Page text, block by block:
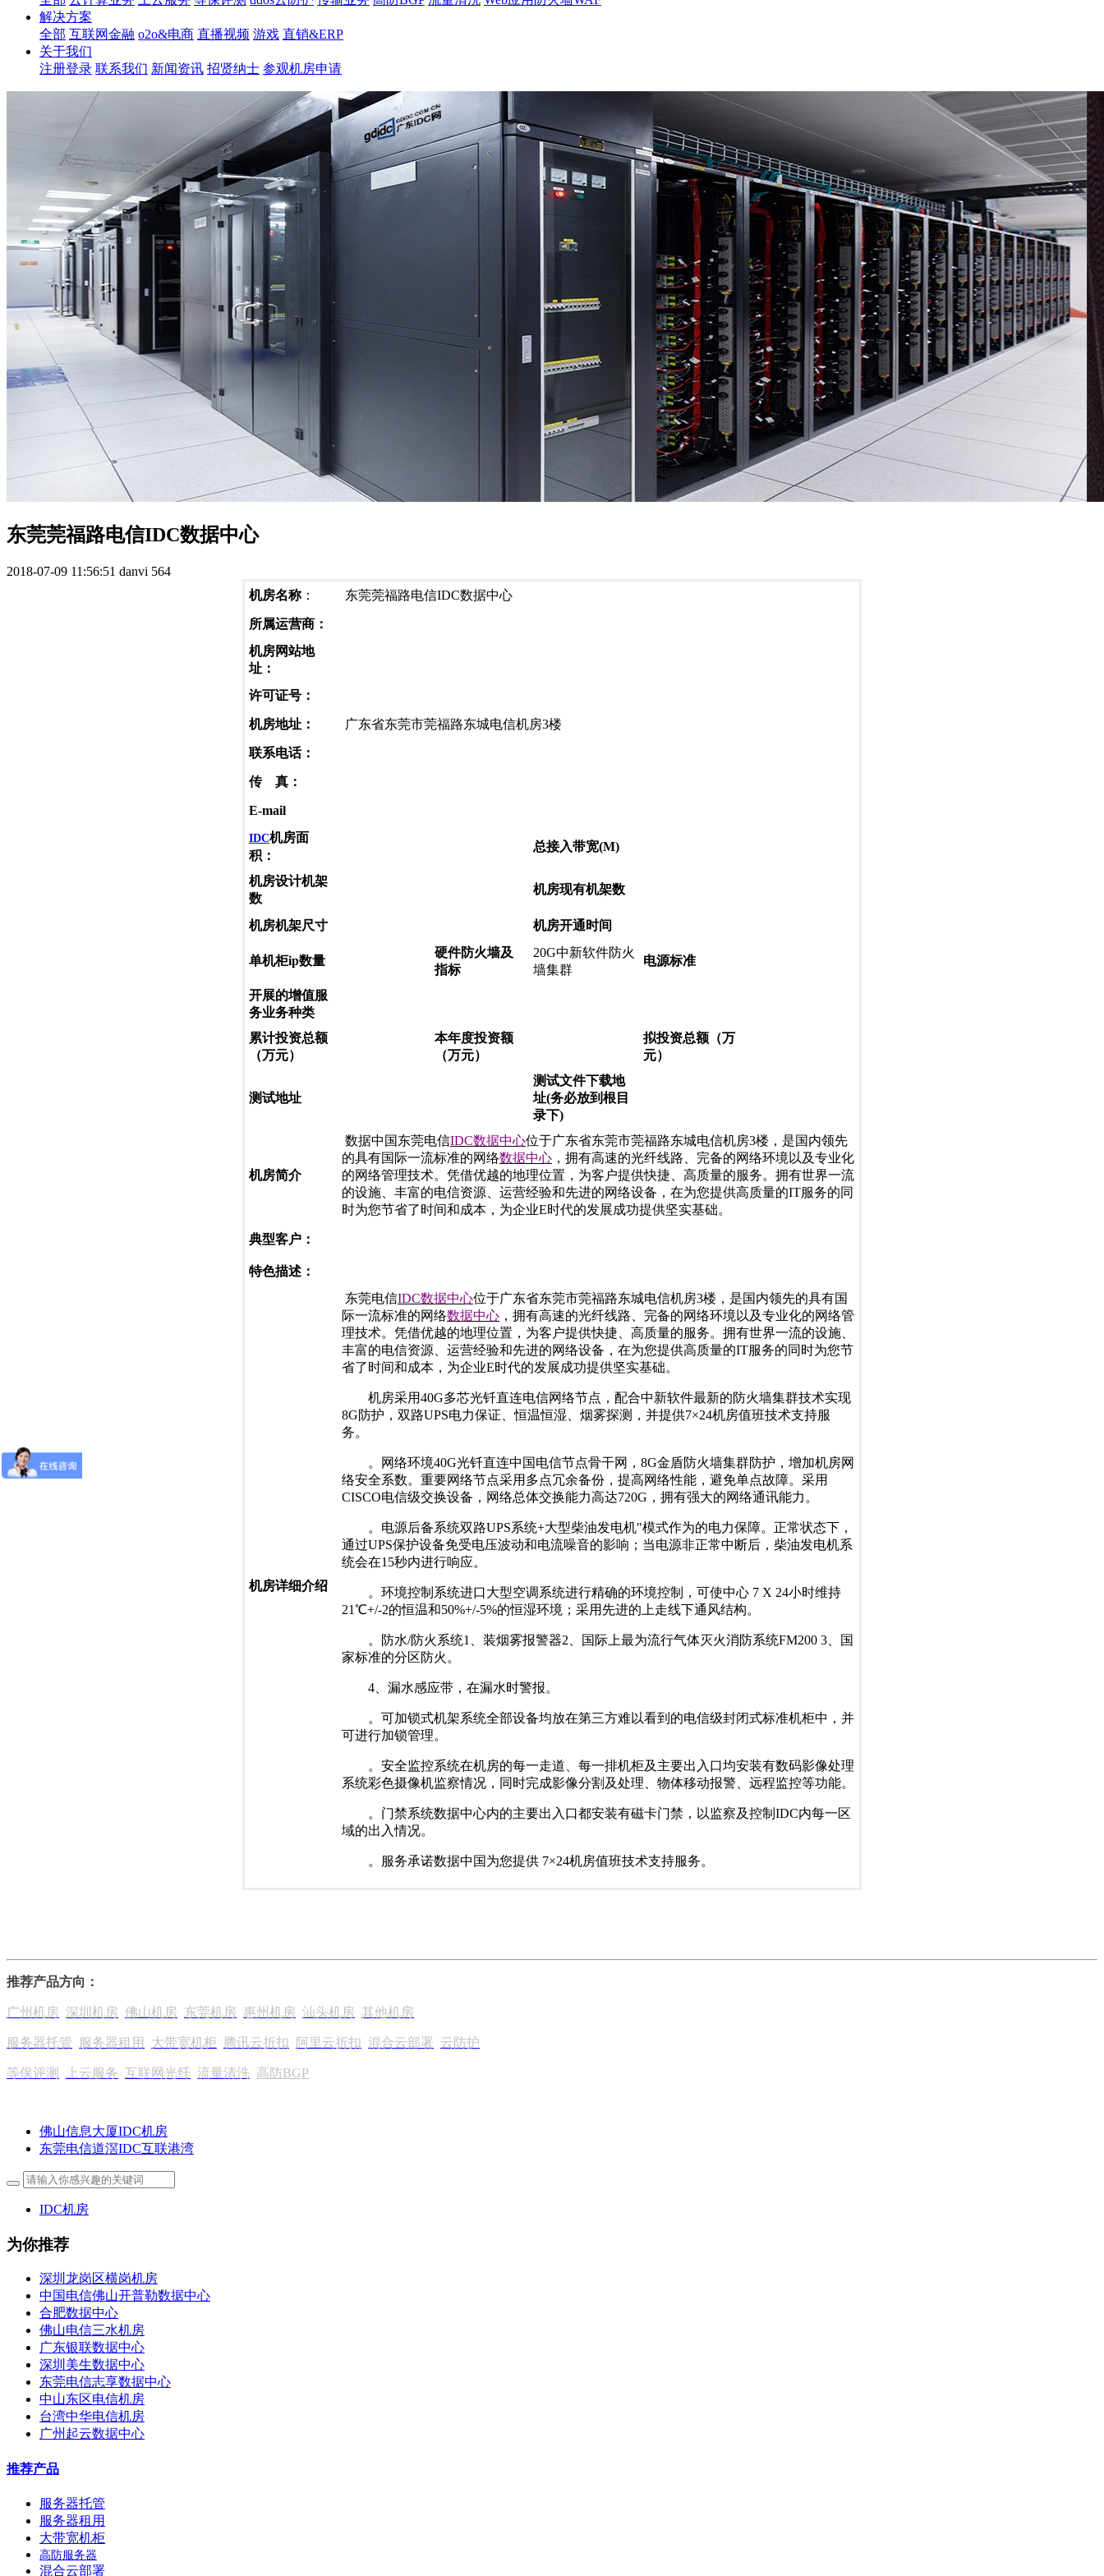
解决方案
全部 互联网金融 o2o&电商 直播视频 游戏 直销&ERP
关于我们
注册登录 联系我们 新闻资讯 招贤纳士 参观机房申请
东莞莞福路电信IDC数据中心
2018-07-09 11:56:51 danvi 564
机房名称： 东莞莞福路电信IDC数据中心
所属运营商：
机房网站地
址：
许可证号：
机房地址： 广东省东莞市莞福路东城电信机房3楼
联系电话：
传 真：
E-mail
IDC机房面
积：
总接入带宽(M)
机房设计机架
数
机房现有机架数
机房机架尺寸 机房开通时间
单机柜ip数量
硬件防火墙及
指标
20G中新软件防火
墙集群
电源标准
开展的增值服
务业务种类
累计投资总额
（万元）
本年度投资额
（万元）
拟投资总额（万
元）
测试地址
测试文件下载地
址(务必放到根目
录下)
机房简介
数据中国东莞电信IDC数据中心位于广东省东莞市莞福路东城电信机房3楼，是国内领先
的具有国际一流标准的网络数据中心 ，拥有高速的光纤线路、完备的网络环境以及专业化
的网络管理技术。凭借优越的地理位置，为客户提供快捷、高质量的服务。拥有世界一流
的设施、丰富的电信资源、运营经验和先进的网络设备，在为您提供高质量的IT服务的同
时为您节省了时间和成本，为企业E时代的发展成功提供坚实基础。
典型客户：
特色描述：
机房详细介绍
东莞电信IDC数据中心位于广东省东莞市莞福路东城电信机房3楼，是国内领先的具有国
际一流标准的网络数据中心 ，拥有高速的光纤线路、完备的网络环境以及专业化的网络管
理技术。凭借优越的地理位置，为客户提供快捷、高质量的服务。拥有世界一流的设施、
丰富的电信资源、运营经验和先进的网络设备，在为您提供高质量的IT服务的同时为您节
省了时间和成本，为企业E时代的发展成功提供坚实基础。
机房采用40G多芯光钎直连电信网络节点，配合中新软件最新的防火墙集群技术实现
8G防护，双路UPS电力保证、恒温恒湿、烟雾探测，并提供7×24机房值班技术支持服
务。
。网络环境40G光钎直连中国电信节点骨干网，8G金盾防火墙集群防护，增加机房网
络安全系数。重要网络节点采用多点冗余备份，提高网络性能，避免单点故障。采用
CISCO电信级交换设备，网络总体交换能力高达720G，拥有强大的网络通讯能力。
。电源后备系统双路UPS系统+大型柴油发电机"模式作为的电力保障。正常状态下，
通过UPS保护设备免受电压波动和电流噪音的影响；当电源非正常中断后，柴油发电机系
统会在15秒内进行响应。
。环境控制系统进口大型空调系统进行精确的环境控制，可使中心 7 X 24小时维持
21℃+/-2的恒温和50%+/-5%的恒湿环境；采用先进的上走线下通风结构。
。防水/防火系统1、装烟雾报警器2、国际上最为流行气体灭火消防系统FM200 3、国
家标准的分区防火。
4、漏水感应带，在漏水时警报。
。可加锁式机架系统全部设备均放在第三方难以看到的电信级封闭式标准机柜中，并
可进行加锁管理。
。安全监控系统在机房的每一走道、每一排机柜及主要出入口均安装有数码影像处理
系统彩色摄像机监察情况，同时完成影像分割及处理、物体移动报警、远程监控等功能。
。门禁系统数据中心内的主要出入口都安装有磁卡门禁，以监察及控制IDC内每一区
域的出入情况。
。服务承诺数据中国为您提供 7×24机房值班技术支持服务。
推荐产品方向：
广州机房 深圳机房 佛山机房 东莞机房 惠州机房 汕头机房 其他机房
服务器托管 服务器租用 大带宽机柜 腾讯云折扣 阿里云折扣 混合云部署 云防护
等保评测 上云服务 互联网光纤 流量清洗 高防BGP
佛山信息大厦IDC机房
东莞电信道滘IDC互联港湾
IDC机房
为你推荐
深圳龙岗区横岗机房
中国电信佛山开普勒数据中心
合肥数据中心
佛山电信三水机房
广东银联数据中心
深圳美生数据中心
东莞电信志享数据中心
中山东区电信机房
台湾中华电信机房
广州起云数据中心
推荐产品
服务器托管
服务器租用
大带宽机柜
高防服务器
混合云部署